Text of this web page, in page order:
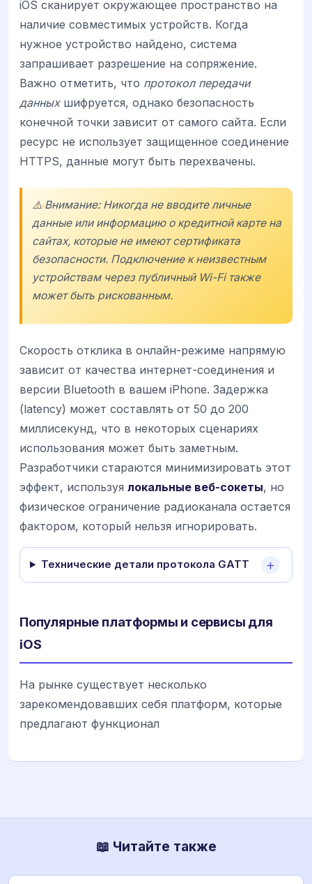
iOS сканирует окружающее пространство на
наличие совместимых устройств. Когда
нужное устройство найдено, система
запрашивает разрешение на сопряжение.
Важно отметить, что протокол передачи
данныхшифруется, однако безопасность
конечной точки зависит от самого сайта. Если
ресурс не использует защищенное соединение
HTTPS, данные могут быть перехвачены.
⚠️ Внимание: Никогда не вводите личные
данные или информацию о кредитной карте на
сайтах, которые не имеют сертификата
безопасности. Подключение к неизвестным
устройствам через публичный Wi-Fi также
может быть рискованным.
Скорость отклика в онлайн-режиме напрямую
зависит от качества интернет-соединения и
версии Bluetooth в вашем iPhone. Задержка
(latency) может составлять от 50 до 200
миллисекунд, что в некоторых сценариях
использования может быть заметным.
Разработчики стараются минимизировать этот
эффект, используя локальные веб-сокеты, но
физическое ограничение радиоканала остается
фактором, который нельзя игнорировать.
Технические детали протокола GATT
Популярные платформы и сервисы для
iOS
На рынке существует несколько
зарекомендовавших себя платформ, которые
предлагают функционал
📖 Читайте также